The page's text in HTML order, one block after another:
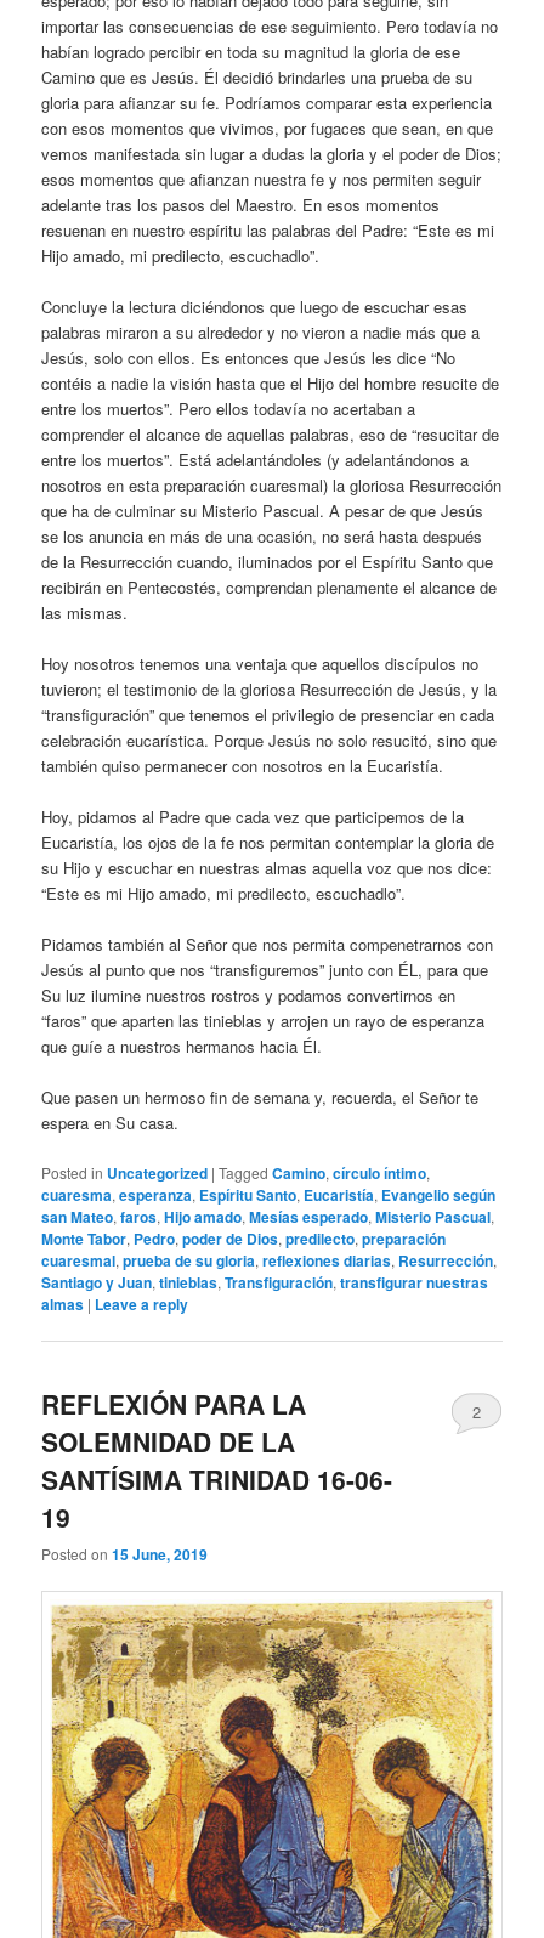
importar las consecuencias de ese seguimiento. Pero todavía no
habían logrado percibir en toda su magnitud la gloria de ese
Camino que es Jesús. Él decidió brindarles una prueba de su
gloria para afianzar su fe. Podríamos comparar esta experiencia
con esos momentos que vivimos, por fugaces que sean, en que
vemos manifestada sin lugar a dudas la gloria y el poder de Dios;
esos momentos que afianzan nuestra fe y nos permiten seguir
adelante tras los pasos del Maestro. En esos momentos
resuenan en nuestro espíritu las palabras del Padre: “Este es mi
Hijo amado, mi predilecto, escuchadlo”.
Concluye la lectura diciéndonos que luego de escuchar esas
palabras miraron a su alrededor y no vieron a nadie más que a
Jesús, solo con ellos. Es entonces que Jesús les dice “No
contéis a nadie la visión hasta que el Hijo del hombre resucite de
entre los muertos”. Pero ellos todavía no acertaban a
comprender el alcance de aquellas palabras, eso de “resucitar de
entre los muertos”. Está adelantándoles (y adelantándonos a
nosotros en esta preparación cuaresmal) la gloriosa Resurrección
que ha de culminar su Misterio Pascual. A pesar de que Jesús
se los anuncia en más de una ocasión, no será hasta después
de la Resurrección cuando, iluminados por el Espíritu Santo que
recibirán en Pentecostés, comprendan plenamente el alcance de
las mismas.
Hoy nosotros tenemos una ventaja que aquellos discípulos no
tuvieron; el testimonio de la gloriosa Resurrección de Jesús, y la
“transfiguración” que tenemos el privilegio de presenciar en cada
celebración eucarística. Porque Jesús no solo resucitó, sino que
también quiso permanecer con nosotros en la Eucaristía.
Hoy, pidamos al Padre que cada vez que participemos de la
Eucaristía, los ojos de la fe nos permitan contemplar la gloria de
su Hijo y escuchar en nuestras almas aquella voz que nos dice:
“Este es mi Hijo amado, mi predilecto, escuchadlo”.
Pidamos también al Señor que nos permita compenetrarnos con
Jesús al punto que nos “transfiguremos” junto con ÉL, para que
Su luz ilumine nuestros rostros y podamos convertirnos en
“faros” que aparten las tinieblas y arrojen un rayo de esperanza
que guíe a nuestros hermanos hacia Él.
Que pasen un hermoso fin de semana y, recuerda, el Señor te
espera en Su casa.
Posted in Uncategorized |Tagged Camino,círculo íntimo,
cuaresma,esperanza, Espíritu Santo, Eucaristía, Evangelio según
san Mateo,faros,Hijo amado,Mesías esperado,Misterio Pascual,
Monte Tabor, Pedro,poder de Dios,predilecto,preparación
cuaresmal,prueba de su gloria,reflexiones diarias, Resurrección,
Santiago y Juan,tinieblas,Transfiguración,transfigurar nuestras
almas | Leave a reply
REFLEXIÓN PARA LA
SOLEMNIDAD DE LA
SANTÍSIMA TRINIDAD 16-06-
19
Posted on15 June, 2019
2